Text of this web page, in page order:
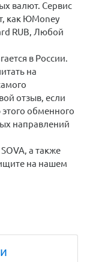
валют. Сервис
как ЮMoney
RUB, Любой
в России.
на
отзыв, если
обменного
направлений
а также
на нашем